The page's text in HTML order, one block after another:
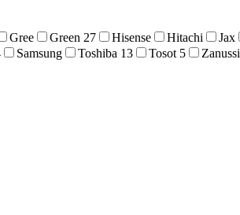
Gree Green 27 Hisense Hitachi Jax
Samsung Toshiba 13 Tosot 5 Zanussi